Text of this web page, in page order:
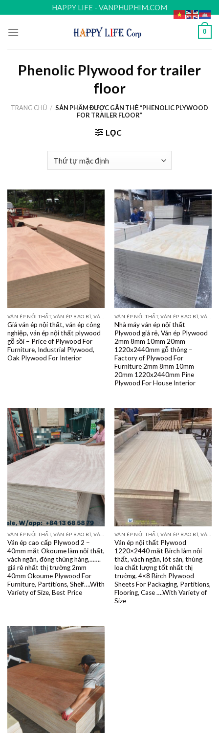
to
content
HAPPY LIFE - VANPHUPHIM.COM
0
Phenolic Plywood for trailer
floor
TRANG CHỦ / SẢN PHẨM ĐƯỢC GẮN THẺ “PHENOLIC PLYWOOD
FOR TRAILER FLOOR”
LỌC
Giá ván ép nội thất, ván ép công
nghiệp, ván ép nội thất plywood
gỗ sồi – Price of Plywood For
Furniture, Industrial Plywood,
Oak Plywood For Interior
Nhà máy ván ép nội thất
Plywood giá rẻ, Ván ép Plywood
2mm 8mm 10mm 20mm
1220x2440mm gỗ thông –
Factory of Plywood For
Furniture 2mm 8mm 10mm
20mm 1220x2440mm Pine
Plywood For House Interior
VÁN ÉP NỘI THẤT, VÁN ÉP BAO BÌ, VÁN SOFA, PALLETS, VÁN SẺ THANH LVL
Ván ép cao cấp Plywood 2 –
40mm mặt Okoume làm nội thất,
vách ngăn, đóng thùng hàng,…….
giá rẻ nhất thị trường 2mm
40mm Okoume Plywood For
Furniture, Partitions, Shelf….With
Variety of Size, Best Price
VÁN ÉP NỘI THẤT, VÁN ÉP BAO BÌ, VÁN SOFA, PALLETS, VÁN SẺ THANH LVL
Ván ép nội thất Plywood
1220×2440 mặt Birch làm nội
thất, vách ngăn, lót sàn, thùng
loa chất lượng tốt nhất thị
trường. 4×8 Birch Plywood
Sheets For Packaging, Partitions,
Flooring, Case ….With Variety of
Size